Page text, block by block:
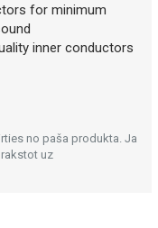
for minimum
inner conductors
no paša produkta. Ja
uz